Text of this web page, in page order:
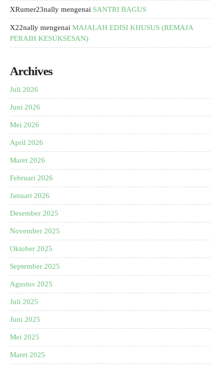
XRumer23nally mengenai SANTRI BAGUS
X22nally mengenai MAJALAH EDISI KHUSUS (REMAJA
PERAIH KESUKSESAN)
Archives
Juli 2026
Juni 2026
Mei 2026
April 2026
Maret 2026
Februari 2026
Januari 2026
Desember 2025
November 2025
Oktober 2025
September 2025
Agustus 2025
Juli 2025
Juni 2025
Mei 2025
Maret 2025